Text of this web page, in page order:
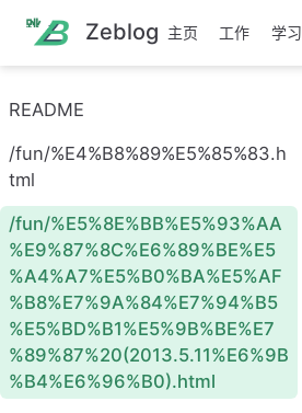
跳
至
主
內
Zeblog 主页 工作 学习
README
/fun/%E4%B8%89%E5%85%83.h
tml
/fun/%E5%8E%BB%E5%93%AA
%E9%87%8C%E6%89%BE%E5
%A4%A7%E5%B0%BA%E5%AF
%B8%E7%9A%84%E7%94%B5
%E5%BD%B1%E5%9B%BE%E7
%89%87%20(2013.5.11%E6%9B
%B4%E6%96%B0).html